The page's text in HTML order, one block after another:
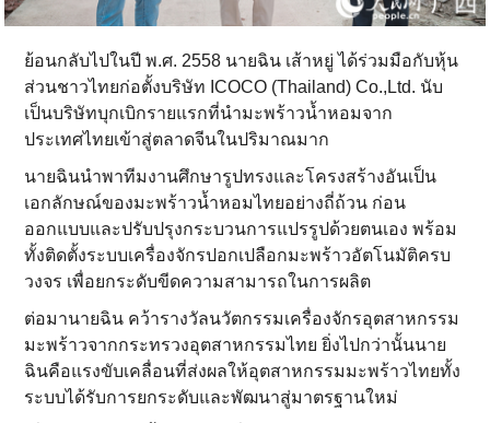
ย้อนกลับไปในปี พ.ศ. 2558 นายฉิน เส้าหยู่ ได้ร่วมมือกับหุ้น
ส่วนชาวไทยก่อตั้งบริษัท ICOCO (Thailand) Co.,Ltd. นับ
เป็นบริษัทบุกเบิกรายแรกที่นำมะพร้าวน้ำหอมจาก
ประเทศไทยเข้าสู่ตลาดจีนในปริมาณมาก
นายฉินนำพาทีมงานศึกษารูปทรงและโครงสร้างอันเป็น
เอกลักษณ์ของมะพร้าวน้ำหอมไทยอย่างถี่ถ้วน ก่อน
ออกแบบและปรับปรุงกระบวนการแปรรูปด้วยตนเอง พร้อม
ทั้งติดตั้งระบบเครื่องจักรปอกเปลือกมะพร้าวอัตโนมัติครบ
วงจร เพื่อยกระดับขีดความสามารถในการผลิต
ต่อมานายฉิน คว้ารางวัลนวัตกรรมเครื่องจักรอุตสาหกรรม
มะพร้าวจากกระทรวงอุตสาหกรรมไทย ยิ่งไปกว่านั้นนาย
ฉินคือแรงขับเคลื่อนที่ส่งผลให้อุตสาหกรรมมะพร้าวไทยทั้ง
ระบบได้รับการยกระดับและพัฒนาสู่มาตรฐานใหม่